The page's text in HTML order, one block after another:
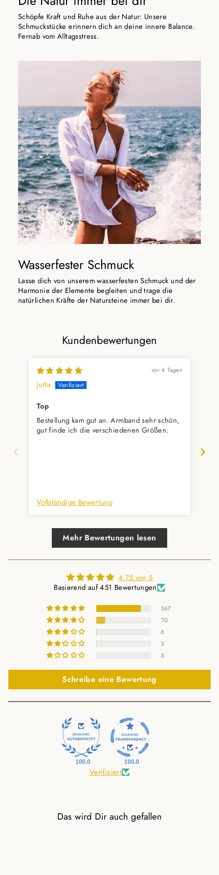
Schöpfe Kraft und Ruhe aus der Natur: Unsere
Schmuckstücke erinnern dich an deine innere Balance.
Fernab vom Alltagsstress.
Wasserfester Schmuck
Lasse dich von unserem wasserfesten Schmuck und der
Harmonie der Elemente begleiten und trage die
natürlichen Kräfte der Natursteine immer bei dir.
Kundenbewertungen
vor 4 Tagen
Jutta
Top
Bestellung kam gut an. Armband sehr schön,
gut finde ich die verschiedenen Größen.
Vollständige Bewertung
Mehr Bewertungen lesen
4.75 von 5
Basierend auf 451 Bewertungen
367
70
6
3
5
Schreibe eine Bewertung
100.0 100.0
Verifiziert
Das wird Dir auch gefallen